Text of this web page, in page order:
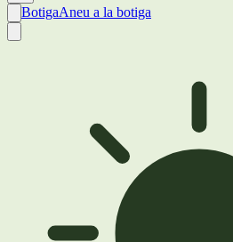
BotigaAneu a la botiga